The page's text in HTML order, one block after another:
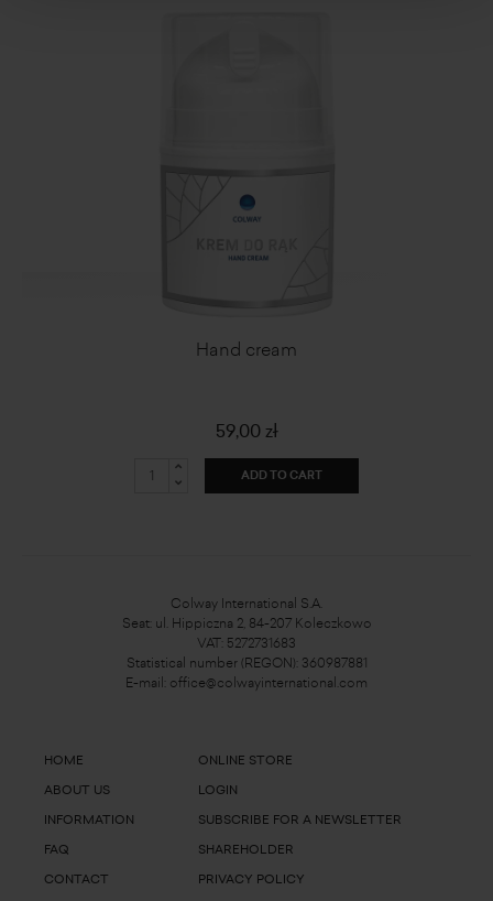
Hand cream
59,00 zł
ADD TO CART
Colway International S.A.
Seat: ul. Hippiczna 2, 84-207 Koleczkowo
VAT: 5272731683
Statistical number (REGON): 360987881
E-mail: office@colwayinternational.com
HOME
ABOUT US
INFORMATION
FAQ
CONTACT
ONLINE STORE
LOGIN
SUBSCRIBE FOR A NEWSLETTER
SHAREHOLDER
PRIVACY POLICY